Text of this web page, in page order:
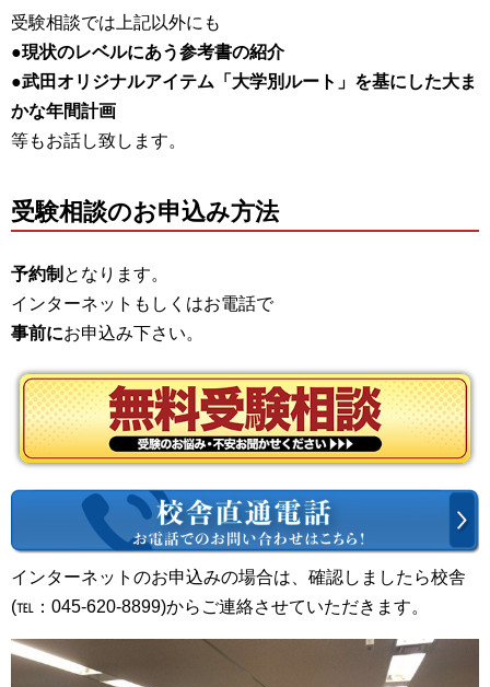
受験相談では上記以外にも
●現状のレベルにあう参考書の紹介
●武田オリジナルアイテム「大学別ルート」を基にした大ま
かな年間計画
等もお話し致します。
受験相談のお申込み方法
予約制 となります。
インターネットもしくはお電話で
事前にお申込み下さい。
インターネットのお申込みの場合は、確認しましたら校舎
(℡：045-620-8899)からご連絡させていただきます。